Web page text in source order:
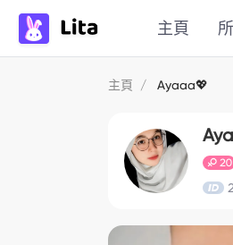
主頁
主頁 / Ayaaa💖
20